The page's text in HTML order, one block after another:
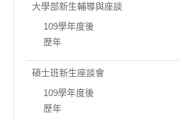
大學部新生輔導與座談
109學年度後
歷年
碩士班新生座談會
109學年度後
歷年